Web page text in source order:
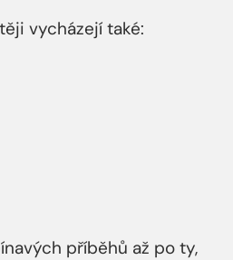
vycházejí také:
příběhů až po ty,